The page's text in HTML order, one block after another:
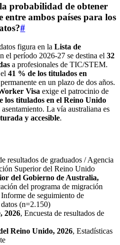
probabilidad de obtener
entre ambos países para los
#
figura en la Lista de
el período 2026-27 se destina el 32
a profesionales de TIC/STEM.
41 % de los titulados en
en un plazo de dos años.
Visa exige el patrocinio de
los titulados en el Reino Unido
La vía australiana es
y accesible.
resultados de graduados / Agencia
Superior del Reino Unido
del Gobierno de Australia,
del programa de migración
Informe de seguimiento de
(n=2.150)
2026, Encuesta de resultados de
Reino Unido, 2026, Estadísticas